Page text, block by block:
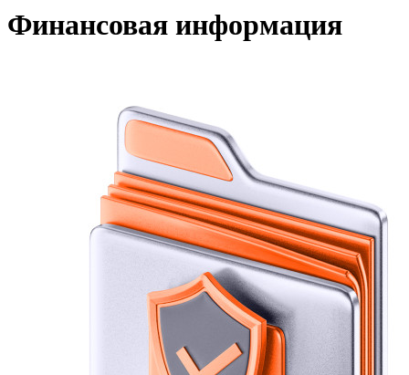
Финансовая информация